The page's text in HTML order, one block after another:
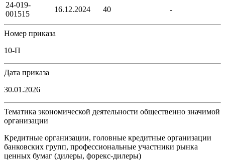
24-019-
001515
16.12.2024 40 -
Номер приказа
10-П
Дата приказа
30.01.2026
Тематика экономической деятельности общественно значимой
организации
Кредитные организации, головные кредитные организации
банковских групп, профессиональные участники рынка
ценных бумаг (дилеры, форекс-дилеры)